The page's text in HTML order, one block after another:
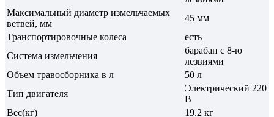
Максимальный диаметр измельчаемых
ветвей, мм
45 мм
Транспортировочные колеса
есть
Система измельчения
барабан с 8-ю
лезвиями
Объем травосборника в л
50 л
Тип двигателя
Электрический 220
В
Вес(кг)
19.2 кг